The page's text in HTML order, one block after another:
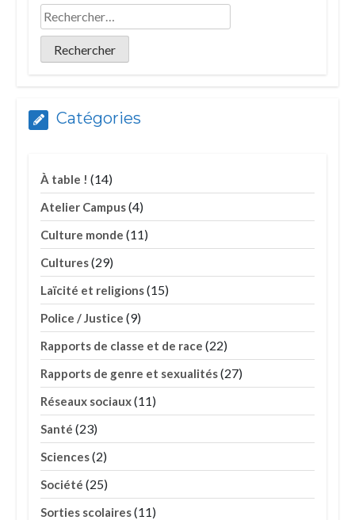
Catégories
À table ! (14)
Atelier Campus(4)
Culture monde (11)
Cultures(29)
Laïcité et religions(15)
Police / Justice (9)
Rapports de classe et de race (22)
Rapports de genre et sexualités(27)
Réseaux sociaux(11)
Santé (23)
Sciences(2)
Société (25)
Sorties scolaires(11)